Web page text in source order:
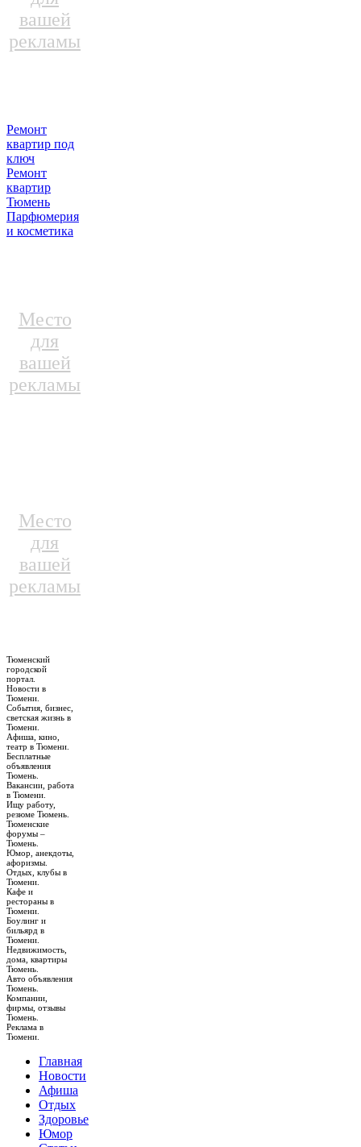
вашей
рекламы
Ремонт
квартир под
ключ
Ремонт
квартир
Тюмень
Парфюмерия
и косметика
Место
для
вашей
рекламы
Место
для
вашей
рекламы
Тюменский
городской
портал.
Новости в
Тюмени.
События, бизнес,
светская жизнь в
Тюмени.
Афиша, кино,
театр в Тюмени.
Бесплатные
объявления
Тюмень.
Вакансии, работа
в Тюмени.
Ищу работу,
резюме Тюмень.
Тюменские
форумы –
Тюмень.
Юмор, анекдоты,
афоризмы.
Отдых, клубы в
Тюмени.
Кафе и
рестораны в
Тюмени.
Боулинг и
бильярд в
Тюмени.
Недвижимость,
дома, квартиры
Тюмень.
Авто объявления
Тюмень.
Компании,
фирмы, отзывы
Тюмень.
Реклама в
Тюмени.
Главная
Новости
Афиша
Отдых
Здоровье
Юмор